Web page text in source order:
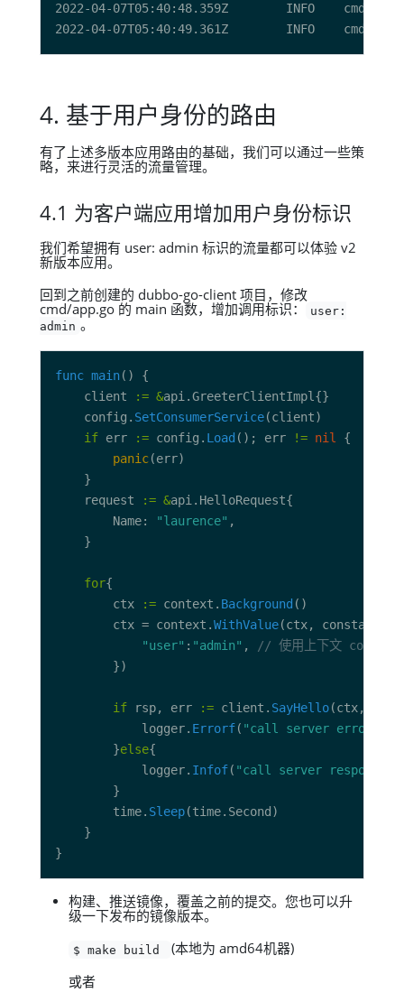
2022-04-07T05:40:48.359Z        INFO    cmd/
2022-04-07T05:40:49.361Z        INFO    cmd/
4. 基于用户身份的路由
有了上述多版本应用路由的基础，我们可以通过一些策
略，来进行灵活的流量管理。
4.1 为客户端应用增加用户身份标识
我们希望拥有 user: admin 标识的流量都可以体验 v2
新版本应用。
回到之前创建的 dubbo-go-client 项目，修改
cmd/app.go 的 main 函数，增加调用标识：
user:
admin 。
func main
	client
:= &
	config.
SetConsumerService
if err := config. Load (); err != nil
panic
	request
:= &
		Name:
"laurence"
for
		ctx
:= context. Background
		ctx = context.
WithValue(ctx,
"user" : "admin" ,
// 使用上下文 context
if rsp, err := client. SayHello(ctx,
			logger.
Errorf( "call server error =
		}
else
			logger.
Infof( "call server response =
		time.
Sleep
构建、推送镜像，覆盖之前的提交。您也可以升
级一下发布的镜像版本。
$ make build
(本地为 amd64机器)
或者